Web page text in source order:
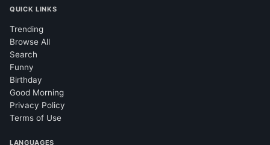
QUICK LINKS
Trending
Browse All
Search
Funny
Birthday
Good Morning
Privacy Policy
Terms of Use
LANGUAGES